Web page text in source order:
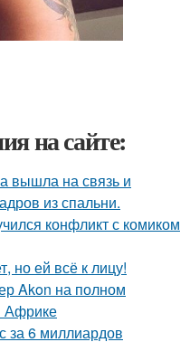
на сайте:
вышла на связь и
из спальни.
конфликт с комиком
но ей всё к лицу!
Akon на полном
Африке
за 6 миллиардов